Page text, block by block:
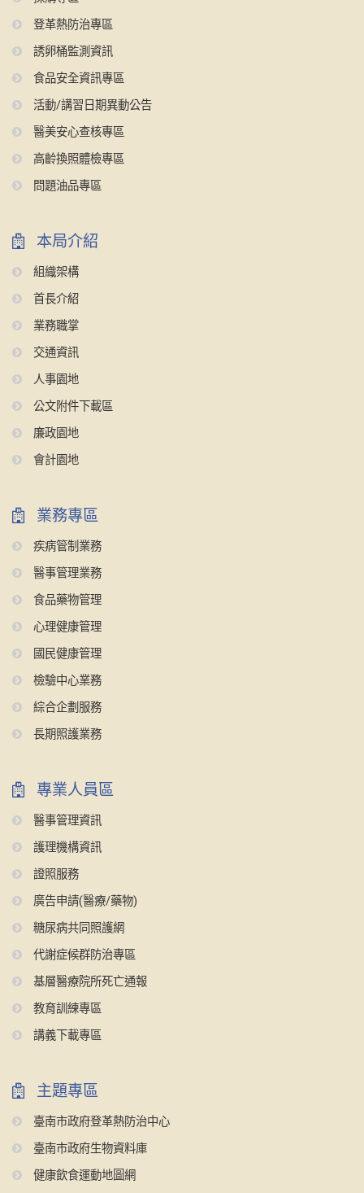
登革熱防治專區
誘卵桶監測資訊
食品安全資訊專區
活動/講習日期異動公告
醫美安心查核專區
高齡換照體檢專區
問題油品專區
本局介紹
組織架構
首長介紹
業務職掌
交通資訊
人事園地
公文附件下載區
廉政園地
會計園地
業務專區
疾病管制業務
醫事管理業務
食品藥物管理
心理健康管理
國民健康管理
檢驗中心業務
綜合企劃服務
長期照護業務
專業人員區
醫事管理資訊
護理機構資訊
證照服務
廣告申請(醫療/藥物)
糖尿病共同照護網
代謝症候群防治專區
基層醫療院所死亡通報
教育訓練專區
講義下載專區
主題專區
臺南市政府登革熱防治中心
臺南市政府生物資料庫
健康飲食運動地圖網